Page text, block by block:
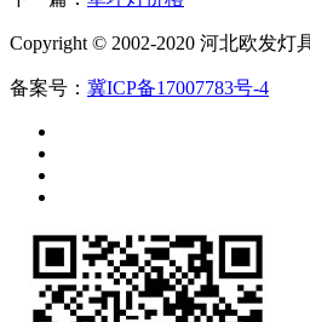
Copyright © 2002-2020 河北欧发灯
备案号： 冀ICP备17007783号-4